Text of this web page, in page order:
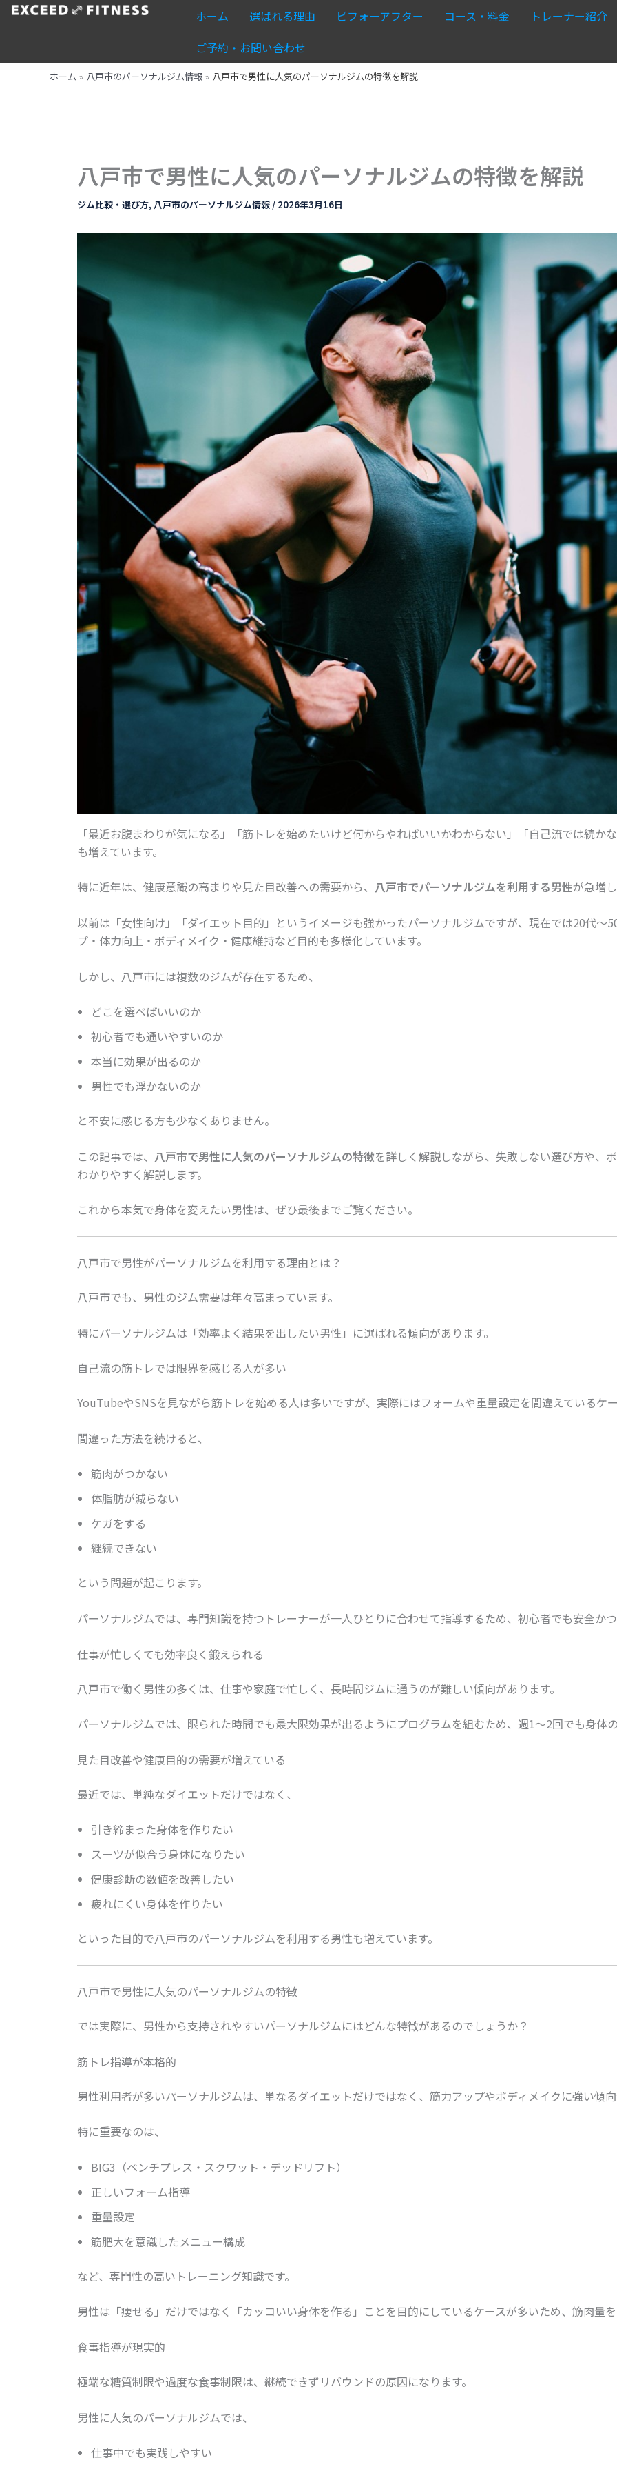
ス
ホーム 選ばれる理由 ビフォーアフター コース・料金 トレーナー紹介
ご予約・お問い合わせ
ホーム 八戸市のパーソナルジム情報 八戸市で男性に人気のパーソナルジムの特徴を解説
八戸市で男性に人気のパーソナルジムの特徴を解説
ジム比較・選び方, 八戸市のパーソナルジム情報 / 2026年3月16日
「最近お腹まわりが気になる」「筋トレを始めたいけど何からやればいいかわからない」「自己流では続か
も増えています。
特に近年は、健康意識の高まりや見た目改善への需要から、 八戸市でパーソナルジムを利用する男性が急増し
以前は「女性向け」「ダイエット目的」というイメージも強かったパーソナルジムですが、現在では20代〜
プ・体力向上・ボディメイク・健康維持など目的も多様化しています。
しかし、八戸市には複数のジムが存在するため、
どこを選べばいいのか
初心者でも通いやすいのか
本当に効果が出るのか
男性でも浮かないのか
と不安に感じる方も少なくありません。
この記事では、 八戸市で男性に人気のパーソナルジムの特徴を詳しく解説しながら、失敗しない選び方や、
わかりやすく解説します。
これから本気で身体を変えたい男性は、ぜひ最後までご覧ください。
八戸市で男性がパーソナルジムを利用する理由とは？
八戸市でも、男性のジム需要は年々高まっています。
特にパーソナルジムは「効率よく結果を出したい男性」に選ばれる傾向があります。
自己流の筋トレでは限界を感じる人が多い
YouTubeやSNSを見ながら筋トレを始める人は多いですが、実際にはフォームや重量設定を間違えているケ
間違った方法を続けると、
筋肉がつかない
体脂肪が減らない
ケガをする
継続できない
という問題が起こります。
パーソナルジムでは、専門知識を持つトレーナーが一人ひとりに合わせて指導するため、初心者でも安全か
仕事が忙しくても効率良く鍛えられる
八戸市で働く男性の多くは、仕事や家庭で忙しく、長時間ジムに通うのが難しい傾向があります。
パーソナルジムでは、限られた時間でも最大限効果が出るようにプログラムを組むため、週1〜2回でも身体
見た目改善や健康目的の需要が増えている
最近では、単純なダイエットだけではなく、
引き締まった身体を作りたい
スーツが似合う身体になりたい
健康診断の数値を改善したい
疲れにくい身体を作りたい
といった目的で八戸市のパーソナルジムを利用する男性も増えています。
八戸市で男性に人気のパーソナルジムの特徴
では実際に、男性から支持されやすいパーソナルジムにはどんな特徴があるのでしょうか？
筋トレ指導が本格的
男性利用者が多いパーソナルジムは、単なるダイエットだけではなく、筋力アップやボディメイクに強い傾向
特に重要なのは、
BIG3（ベンチプレス・スクワット・デッドリフト）
正しいフォーム指導
重量設定
筋肥大を意識したメニュー構成
など、専門性の高いトレーニング知識です。
男性は「痩せる」だけではなく「カッコいい身体を作る」ことを目的にしているケースが多いため、筋肉量を
食事指導が現実的
極端な糖質制限や過度な食事制限は、継続できずリバウンドの原因になります。
男性に人気のパーソナルジムでは、
仕事中でも実践しやすい